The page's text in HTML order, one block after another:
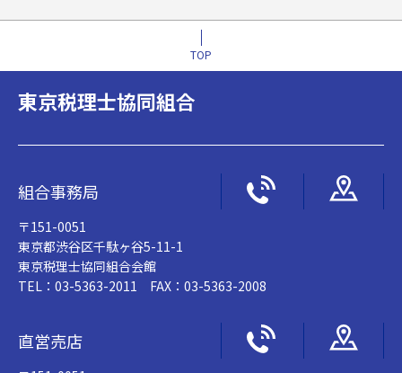
TOP
東京税理士協同組合
組合事務局
〒151-0051
東京都渋谷区千駄ヶ谷5-11-1
東京税理士協同組合会館
TEL：03-5363-2011 FAX：03-5363-2008
直営売店